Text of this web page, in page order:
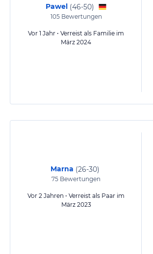
Pawel (46-50)
105Bewertungen
Vor 1 Jahr • Verreist als Familie im
März 2024
Marna (26-30)
75 Bewertungen
Vor 2 Jahren • Verreist als Paar im
März 2023